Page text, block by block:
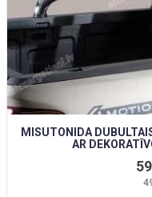
MISUTONIDA
AR